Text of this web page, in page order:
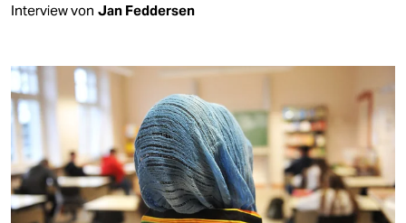
Interview von Jan Feddersen